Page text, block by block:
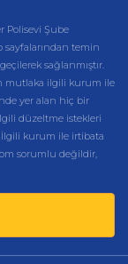
Polisevi Şube
temin
sağlanmıştır.
mutlaka ilgili kurum ile
yer alan hiç bir
düzeltme istekleri
kurum ile irtibata
sorumlu değildir,